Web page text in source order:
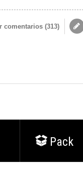
comentarios (313)
Pack